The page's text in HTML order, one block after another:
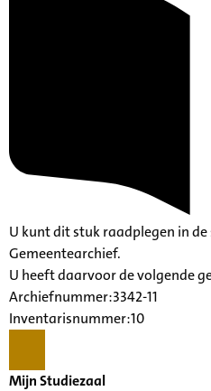
U kunt dit stuk raadplegen in
Gemeentearchief.
U heeft daarvoor de volgende
Archiefnummer:3342-11
Inventarisnummer:10
Mijn Studiezaal